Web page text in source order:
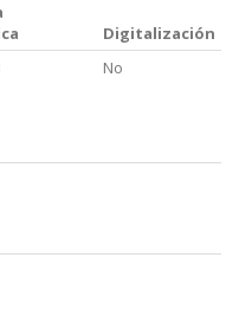
Digitalización
No